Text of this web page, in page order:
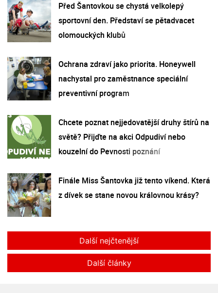
Před Šantovkou se chystá velkolepý
sportovní den. Představí se pětadvacet
olomouckých klubů
Ochrana zdraví jako priorita. Honeywell
nachystal pro zaměstnance speciální
preventivní program
Chcete poznat nejjedovatější druhy štírů na
světě? Přijďte na akci Odpudiví nebo
kouzelní do Pevnosti poznání
Finále Miss Šantovka již tento víkend. Která
z dívek se stane novou královnou krásy?
Další nejčtenější
Další články